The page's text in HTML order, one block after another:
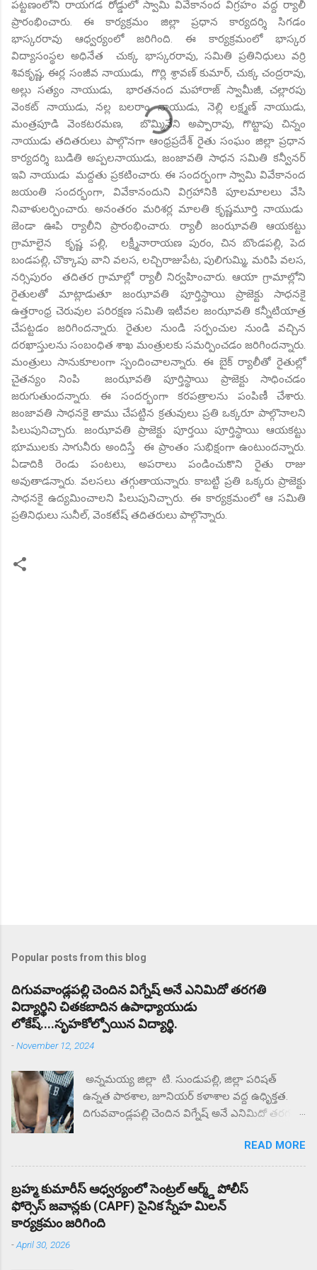
పట్టణంలోని రాయగడ రోడ్డులో స్వామి వివేకానంద విగ్రహం వద్ద ర్యాలీ
ప్రారంభించారు. ఈ కార్యక్రమం జిల్లా ప్రధాన కార్యదర్శి సిగడం
భాస్కరరావు ఆధ్వర్యంలో జరిగింది. ఈ కార్యక్రమంలో భాస్కర
విద్యాసంస్థల అధినేత చుక్క భాస్కరరావు, సమితి ప్రతినిధులు వర్రి
శివకృష్ణ, ఈర్ల సంజీవ నాయుడు, గొర్లి శ్రావణ్ కుమార్, చుక్క చంద్రరావు,
అల్లు సత్యం నాయుడు, భారతనంద మహారాజ్ స్వామీజీ, చల్లారపు
వెంకట్ నాయుడు, నల్ల బలరాం నాయుడు, నెల్లి లక్ష్మణ్ నాయుడు,
మంత్రపూడి వెంకటరమణ, బొమ్మినేని అప్పారావు, గొట్టాపు చిన్నం
నాయుడు తదితరులు పాల్గొనగా ఆంధ్రప్రదేశ్ రైతు సంఘం జిల్లా ప్రధాన
కార్యదర్శి బుడితి అప్పలనాయుడు, జంజావతి సాధన సమితి కన్వీనర్
ఇవి నాయుడు మద్దతు ప్రకటించారు. ఈ సందర్భంగా స్వామి వివేకానంద
జయంతి సందర్భంగా, వివేకానందుని విగ్రహానికి పూలమాలలు వేసి
నివాళులర్పించారు. అనంతరం మరిశర్ల మాలతి కృష్ణమూర్తి నాయుడు
జెండా ఊపి ర్యాలీని ప్రారంభించారు. ర్యాలీ జంఝావతి ఆయకట్టు
గ్రామాలైన కృష్ణ పల్లి, లక్ష్మీనారాయణ పురం, చిన బొండపల్లి, పెద
బండపల్లి, చొక్కాపు వాని వలస, లచ్చిరాజుపేట, పులిగుమ్మి, మరిపి వలస,
నర్సిపురం తదితర గ్రామాల్లో ర్యాలీ నిర్వహించారు. ఆయా గ్రామాల్లోని
రైతులతో మాట్లాడుతూ జంఝావతి పూర్తిస్థాయి ప్రాజెక్టు సాధనకై
ఉత్తరాంధ్ర చెరువుల పరిరక్షణ సమితి ఇటీవల జంఝావతి కన్నీటియాత్ర
చేపట్టడం జరిగిందన్నారు. రైతుల నుండి సర్పంచుల నుండి వచ్చిన
దరఖాస్తులను సంబంధిత శాఖ మంత్రులకు సమర్పించడం జరిగిందన్నారు.
మంత్రులు సానుకూలంగా స్పందించాలన్నారు. ఈ బైక్ ర్యాలీతో రైతుల్లో
చైతన్యం నింపి జంఝావతి పూర్తిస్థాయి ప్రాజెక్టు సాధించడం
జరుగుతుందన్నారు. ఈ సందర్భంగా కరపత్రాలను పంపిణీ చేశారు.
జంజావతి సాధనకై తాము చేపట్టిన క్రతువులు ప్రతి ఒక్కరూ పాల్గొనాలని
పిలుపునిచ్చారు. జంఝావతి ప్రాజెక్టు పూర్తయి పూర్తిస్థాయి ఆయకట్టు
భూములకు సాగునీరు అందిస్తే ఈ ప్రాంతం సుభిక్షంగా ఉంటుందన్నారు.
ఏడాదికి రెండు పంటలు, అపరాలు పండించుకొని రైతు రాజు
అవుతాడన్నారు. వలసలు తగ్గుతాయన్నారు. కాబట్టి ప్రతి ఒక్కరు ప్రాజెక్టు
సాధనకై ఉద్యమించాలని పిలుపునిచ్చారు. ఈ కార్యక్రమంలో ఆ సమితి
ప్రతినిధులు సునీల్, వెంకటేష్ తదితరులు పాల్గొన్నారు.
Popular posts from this blog
దిగువవాండ్లపల్లి చెందిన విగ్నేష్ అనే ఎనిమిదో తరగతి
విద్యార్థిని చితకబాదిన ఉపాధ్యాయుడు
లోకేష్....సృహకోల్పోయిన విద్యార్థి.
-November 12, 2024
అన్నమయ్య జిల్లా టి. సుండుపల్లి, జిల్లా పరిషత్
ఉన్నత పాఠశాల, జూనియర్ కళాశాల వద్ద ఉధృిక్తత.
దిగువవాండ్లపల్లి చెందిన విగ్నేష్ అనే ఎనిమిదో తరగతి
సృహకోల్పోయిన విద్యార్థి. జిల్లా పరిషత్ ఉన్నత
పాఠశాల వద్ద తల్లిదండ్రులు ధర్నా.. ఎందుకు కోట్టారని
తల్లిదండ్రులు ప్రశ్నిస్తే మీకు దిక్కున్నచోట చెప్పుకోండని
సంఘటన స్థలం నుంచి ఉడాయించాడంటున్న
తల్లిదండ్రులకు. దాదాపు రెండు గంటల నుంచి కళాశాల
READ MORE
బ్రహ్మ కుమారీస్ ఆధ్వర్యంలో సెంట్రల్ ఆర్మ్డ్ పోలీస్
ఫోర్సెస్ జవాన్లకు (CAPF) సైనిక స్నేహ మిలన్
కార్యక్రమం జరిగింది
-April 30, 2026